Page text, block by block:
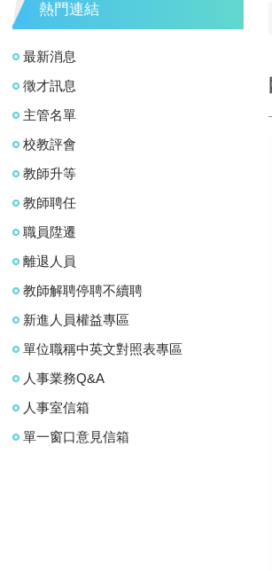
熱門連結
最新消息
徵才訊息
主管名單
校教評會
教師升等
教師聘任
職員陞遷
離退人員
教師解聘停聘不續聘
新進人員權益專區
單位職稱中英文對照表專區
人事業務Q&A
人事室信箱
單一窗口意見信箱